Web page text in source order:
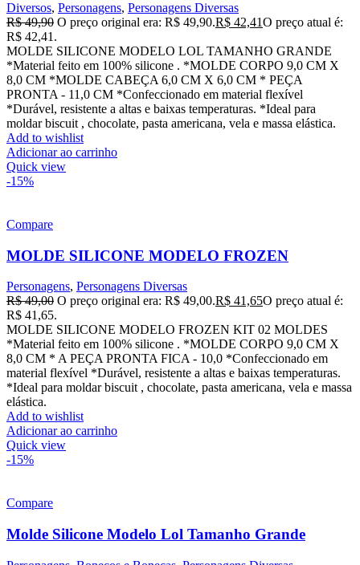
Diversos, Personagens, Personagens Diversas
R$49,90 O preço original era: R$ 49,90.R$ 42,41O preço atual é:
R$ 42,41.
MOLDE SILICONE MODELO LOL TAMANHO GRANDE
*Material feito em 100% silicone . *MOLDE CORPO 9,0 CM X
8,0 CM *MOLDE CABEÇA 6,0 CM X 6,0 CM * PEÇA
PRONTA - 11,0 CM *Confeccionado em material flexível
*Durável, resistente a altas e baixas temperaturas. *Ideal para
moldar biscuit , chocolate, pasta americana, vela e massa elástica.
Add to wishlist
Adicionar ao carrinho
Quick view
-15%
Compare
MOLDE SILICONE MODELO FROZEN
Personagens, Personagens Diversas
R$49,00 O preço original era: R$ 49,00.R$ 41,65O preço atual é:
R$ 41,65.
MOLDE SILICONE MODELO FROZEN KIT 02 MOLDES
*Material feito em 100% silicone . *MOLDE CORPO 9,0 CM X
8,0 CM * A PEÇA PRONTA FICA - 10,0 *Confeccionado em
material flexível *Durável, resistente a altas e baixas temperaturas.
*Ideal para moldar biscuit , chocolate, pasta americana, vela e massa
elástica.
Add to wishlist
Adicionar ao carrinho
Quick view
-15%
Compare
Molde Silicone Modelo Lol Tamanho Grande